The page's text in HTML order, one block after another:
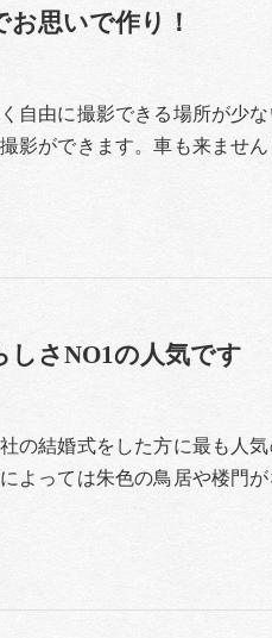
思いで作り！
自由に撮影できる場所が少
影ができます。車も来ません
しさNO1の人気です
の結婚式をした方に最も人気
よっては朱色の鳥居や楼門が